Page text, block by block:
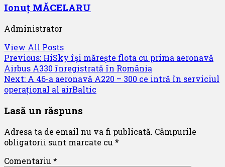
Ionuț MĂCELARU
Administrator
View All Posts
Post
navigation
Previous: HiSky își mărește flota cu prima aeronavă
Airbus A330 înregistrată în România
Next: A 46-a aeronavă A220 – 300 ce intră în serviciul
operațional al airBaltic
Lasă un răspuns
Adresa ta de email nu va fi publicată. Câmpurile
obligatorii sunt marcate cu *
Comentariu *